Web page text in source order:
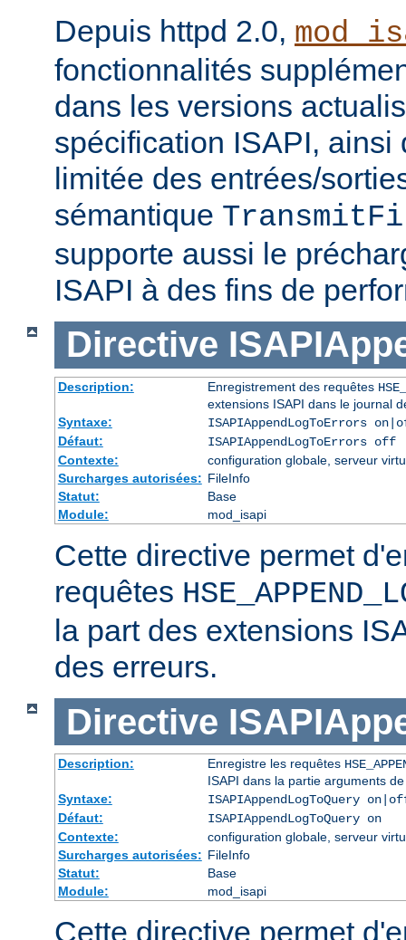
Depuis httpd 2.0,
fonctionnalités
dans les versions
spécification ISAPI, ainsi
limitée des entrées/
sémantique
supporte aussi le
ISAPI à des fins de
Directive
Description: Enregistrement des requêtes
extensions ISAPI dans le journal
Syntaxe:
ISAPIAppendLogToErrors
Défaut:
ISAPIAppendLogToErrors off
Contexte:
configuration globale, serveur
Surcharges autorisées: FileInfo
Statut:
Base
Module:
mod_isapi
Cette directive permet
requêtes
la part des extensions
des erreurs.
Directive
Description: Enregistre les requêtes
ISAPI dans la partie arguments
Syntaxe:
ISAPIAppendLogToQuery
Défaut:
ISAPIAppendLogToQuery on
Contexte:
configuration globale, serveur
Surcharges autorisées: FileInfo
Statut:
Base
Module:
mod_isapi
Cette directive permet